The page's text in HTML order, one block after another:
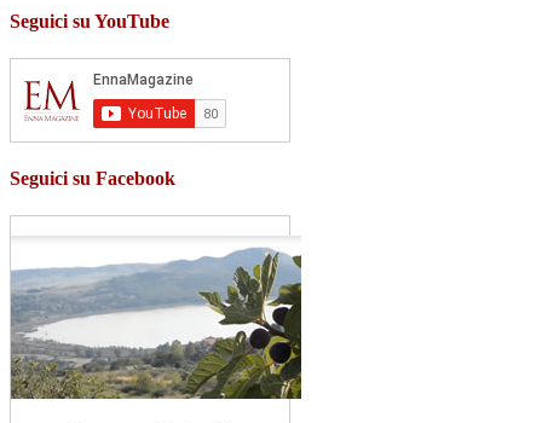
Seguici su YouTube
Seguici su Facebook